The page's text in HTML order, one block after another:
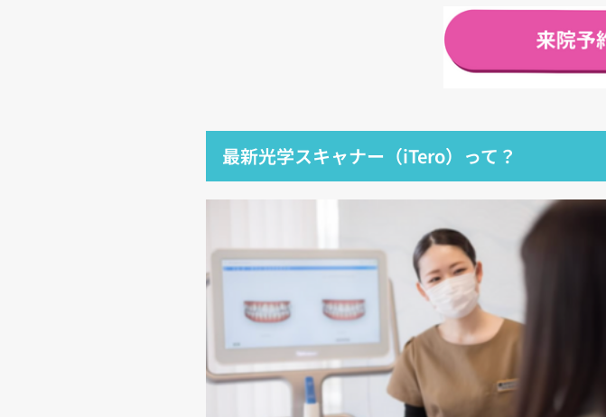
最新光学スキャナー（iTero）って？